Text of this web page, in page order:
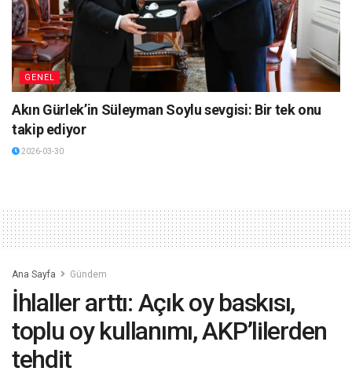
GENEL
Akın Gürlek’in Süleyman Soylu sevgisi: Bir tek onu
takip ediyor
2026-03-30
Ana Sayfa Gündem
İhlaller arttı: Açık oy baskısı,
toplu oy kullanımı, AKP’lilerden
tehdit